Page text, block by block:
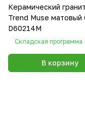
Керамический
Trend Muse матовый
D60214M
Складская программа
В корзину